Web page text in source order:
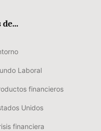
Laboral
financieros
Unidos
financiera